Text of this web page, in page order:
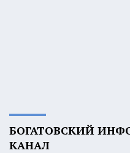
БОГАТОВСКИЙ
КАНАЛ